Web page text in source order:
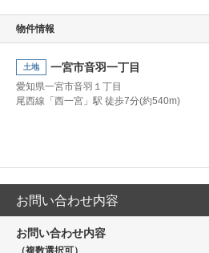
物件情報
土地 一宮市音羽一丁目
愛知県一宮市音羽１丁目
尾西線「西一宮」駅 徒歩7分(約540m)
お問い合わせ内容
お問い合わせ内容
（複数選択可）